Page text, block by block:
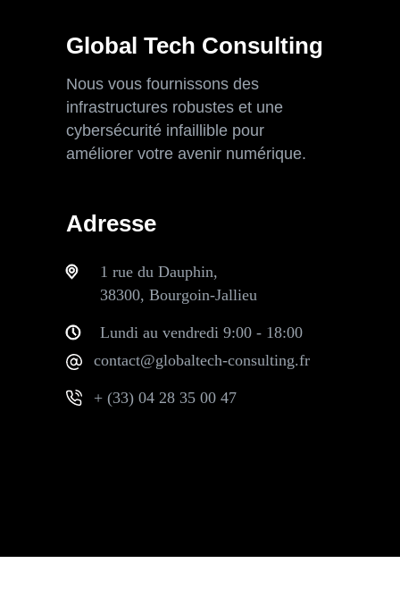
Global Tech Consulting
Nous vous fournissons des
infrastructures robustes et une
cybersécurité infaillible pour
améliorer votre avenir numérique.
Adresse
1 rue du Dauphin,
38300, Bourgoin-Jallieu
Lundi au vendredi 9:00 - 18:00
contact@globaltech-consulting.fr
+ (33) 04 28 35 00 47